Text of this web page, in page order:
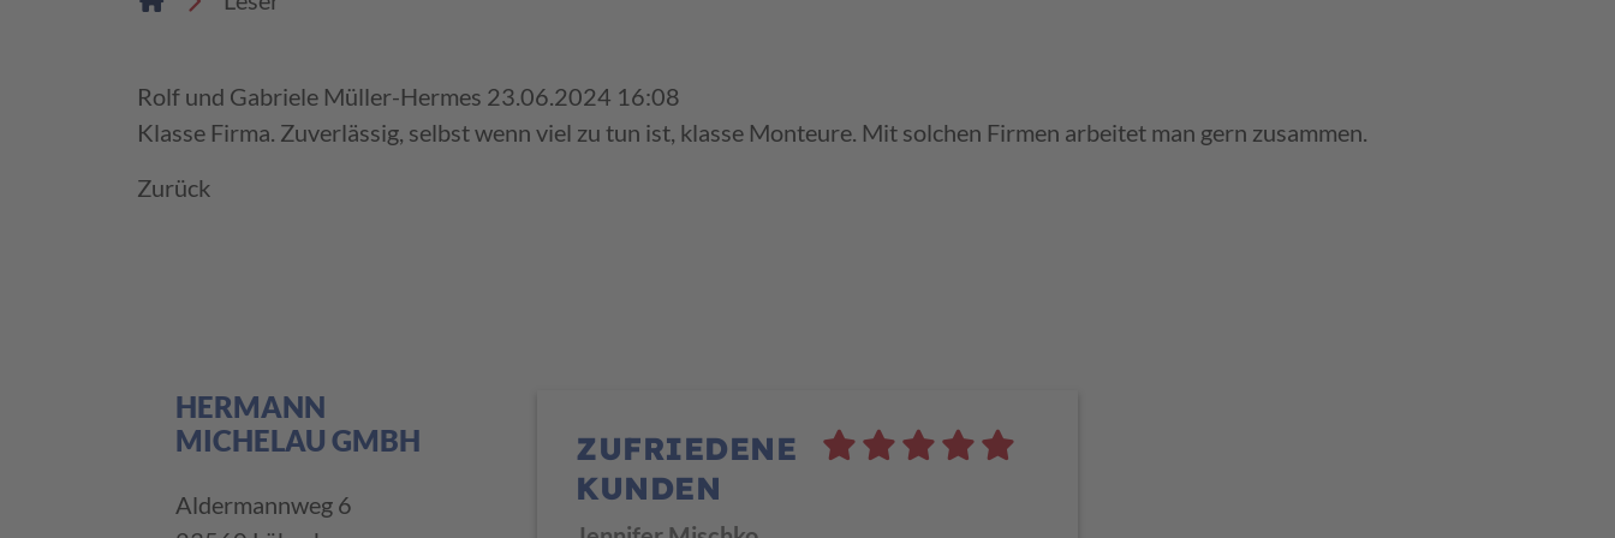
Rolf und Gabriele Müller-Hermes 23.06.2024 16:08
Klasse Firma. Zuverlässig, selbst wenn viel zu tun ist, klasse Monteure. Mit solchen Firmen arbeitet man gern zusammen.
Zurück
HERMANN
MICHELAU GMBH
Aldermannweg 6
ZUFRIEDENE
KUNDEN